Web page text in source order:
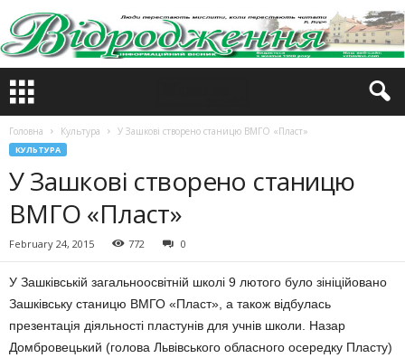
Головна Культура У Зашкові створено станицю ВМГО «Пласт»
КУЛЬТУРА
У Зашкові створено станицю
ВМГО «Пласт»
February 24, 2015 772 0
У Зашківській загальноосвітній школі 9 лютого було зініційовано
Зашківську станицю ВМГО «Пласт», а також відбулась
презентація діяльності пластунів для учнів школи. Назар
Домбровецький (голова Львівського обласного осередку Пласту)